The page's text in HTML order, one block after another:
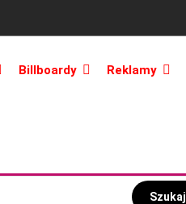
Billboardy Reklamy
Szukaj